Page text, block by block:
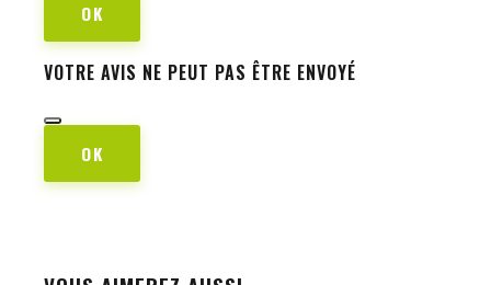
OK
VOTRE AVIS NE PEUT PAS ÊTRE ENVOYÉ
OK